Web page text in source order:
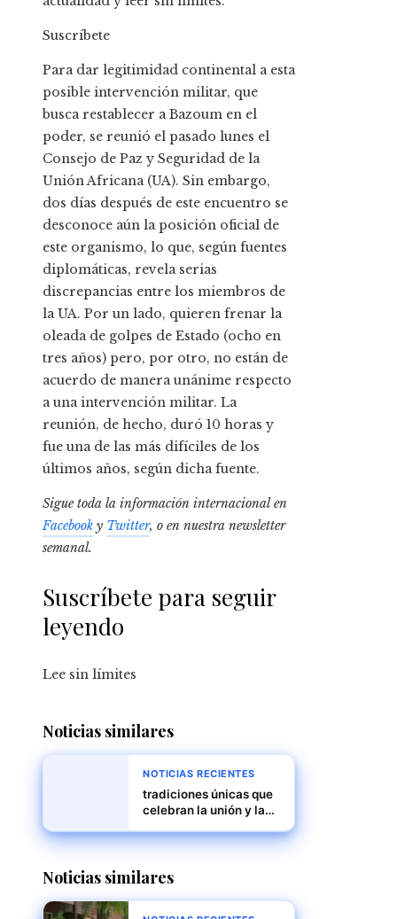
Suscríbete
Para dar legitimidad continental a esta
posible intervención militar, que
busca restablecer a Bazoum en el
poder, se reunió el pasado lunes el
Consejo de Paz y Seguridad de la
Unión Africana (UA). Sin embargo,
dos días después de este encuentro se
desconoce aún la posición oficial de
este organismo, lo que, según fuentes
diplomáticas, revela serias
discrepancias entre los miembros de
la UA. Por un lado, quieren frenar la
oleada de golpes de Estado (ocho en
tres años) pero, por otro, no están de
acuerdo de manera unánime respecto
a una intervención militar. La
reunión, de hecho, duró 10 horas y
fue una de las más difíciles de los
últimos años, según dicha fuente.
Sigue toda la información internacional en
Facebook y Twitter, o en nuestra newsletter
semanal.
Suscríbete para seguir
leyendo
Lee sin límites
Noticias similares
NOTICIAS RECIENTES
tradiciones únicas que
celebran la unión y la
Noticias similares